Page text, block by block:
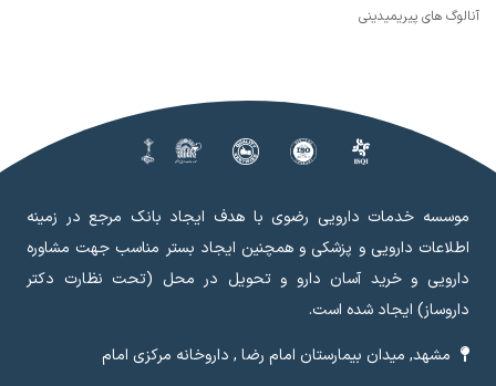
آنالوگ های پیریمیدینی
موسسه خدمات دارویی رضوی با هدف ایجاد بانک مرجع در زمینه
اطلاعات دارویی و پزشکی و همچنین ایجاد بستر مناسب جهت مشاوره
دارویی و خرید آسان دارو و تحویل در محل (تحت نظارت دکتر
داروساز) ایجاد شده است.
مشهد, میدان بیمارستان امام رضا , داروخانه مرکزی امام